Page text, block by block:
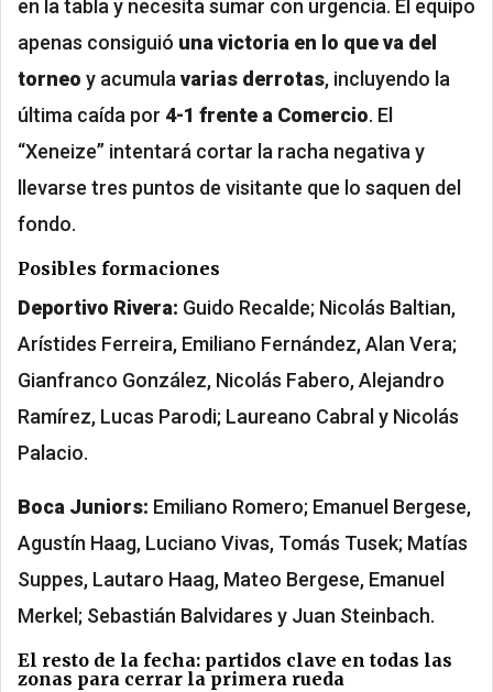
en la tabla y necesita sumar con urgencia. El equipo
apenas consiguió una victoria en lo que va del
torneo y acumulavarias derrotas, incluyendo la
última caída por 4-1 frente a Comercio. El
“Xeneize” intentará cortar la racha negativa y
llevarse tres puntos de visitante que lo saquen del
fondo.
Posibles formaciones
Deportivo Rivera: Guido Recalde; Nicolás Baltian,
Arístides Ferreira, Emiliano Fernández, Alan Vera;
Gianfranco González, Nicolás Fabero, Alejandro
Ramírez, Lucas Parodi; Laureano Cabral y Nicolás
Palacio.
Boca Juniors: Emiliano Romero; Emanuel Bergese,
Agustín Haag, Luciano Vivas, Tomás Tusek; Matías
Suppes, Lautaro Haag, Mateo Bergese, Emanuel
Merkel; Sebastián Balvidares y Juan Steinbach.
El resto de la fecha: partidos clave en todas las
zonas para cerrar la primera rueda